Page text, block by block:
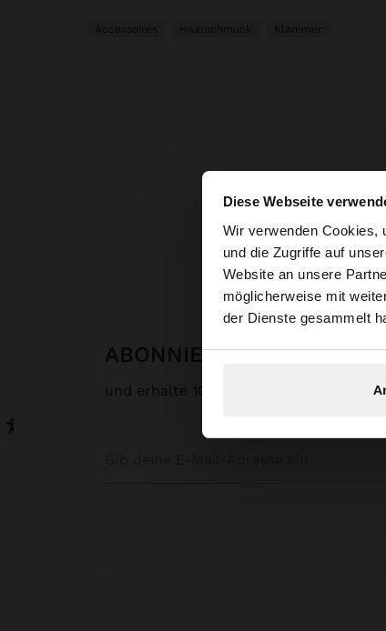
Diese Webseite
Wir verwenden Cookies,
und die Zugriffe auf
Website an unsere
möglicherweise mit
der Dienste gesammelt
hallo
Sie greifen von
durchsuchen?
Accessoires Haarschmuck Klammer
ABONNIERE UNSEREN
und erhalte 10% rabatt